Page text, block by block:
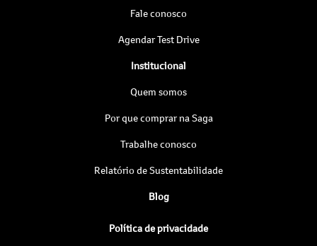
Fale conosco
Agendar Test Drive
Institucional
Quem somos
Por que comprar na Saga
Trabalhe conosco
Relatório de Sustentabilidade
Blog
Política de privacidade